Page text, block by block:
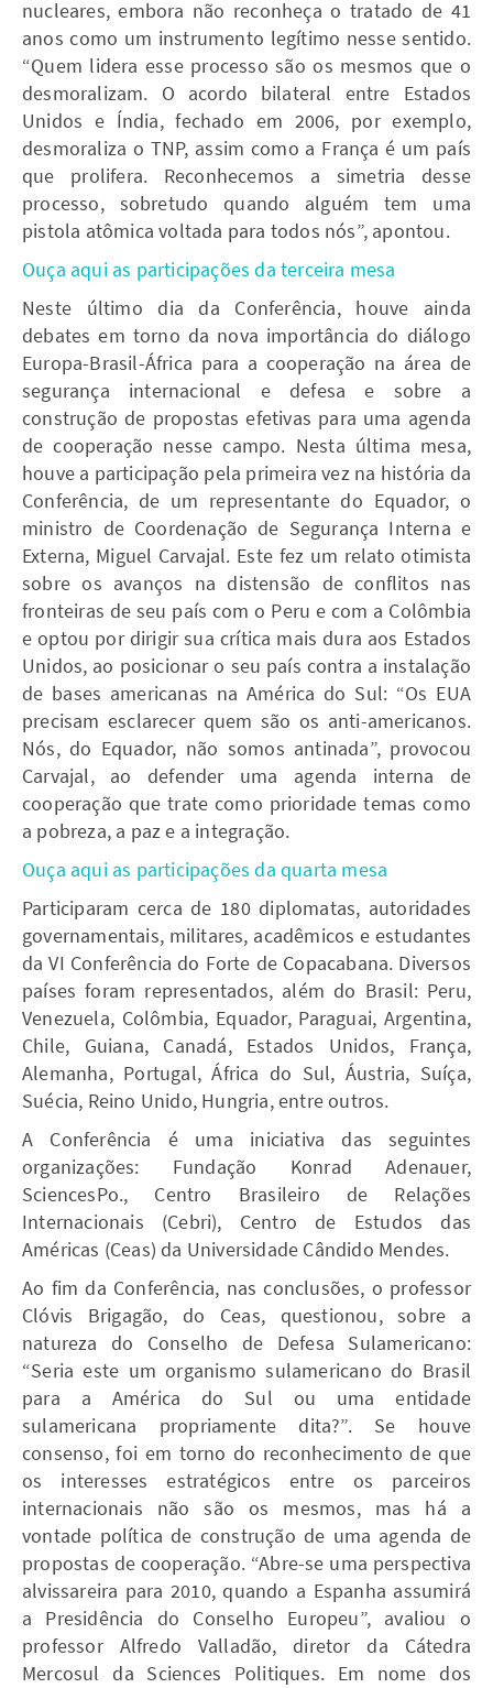
nucleares, embora não reconheça o tratado de 41
anos como um instrumento legítimo nesse sentido.
“Quem lidera esse processo são os mesmos que o
desmoralizam. O acordo bilateral entre Estados
Unidos e Índia, fechado em 2006, por exemplo,
desmoraliza o TNP, assim como a França é um país
que prolifera. Reconhecemos a simetria desse
processo, sobretudo quando alguém tem uma
pistola atômica voltada para todos nós”, apontou.
Ouça aqui as participações da terceira mesa
Neste último dia da Conferência, houve ainda
debates em torno da nova importância do diálogo
Europa-Brasil-África para a cooperação na área de
segurança internacional e defesa e sobre a
construção de propostas efetivas para uma agenda
de cooperação nesse campo. Nesta última mesa,
houve a participação pela primeira vez na história da
Conferência, de um representante do Equador, o
ministro de Coordenação de Segurança Interna e
Externa, Miguel Carvajal. Este fez um relato otimista
sobre os avanços na distensão de conflitos nas
fronteiras de seu país com o Peru e com a Colômbia
e optou por dirigir sua crítica mais dura aos Estados
Unidos, ao posicionar o seu país contra a instalação
de bases americanas na América do Sul: “Os EUA
precisam esclarecer quem são os anti-americanos.
Nós, do Equador, não somos antinada”, provocou
Carvajal, ao defender uma agenda interna de
cooperação que trate como prioridade temas como
a pobreza, a paz e a integração.
Ouça aqui as participações da quarta mesa
Participaram cerca de 180 diplomatas, autoridades
governamentais, militares, acadêmicos e estudantes
da VI Conferência do Forte de Copacabana. Diversos
países foram representados, além do Brasil: Peru,
Venezuela, Colômbia, Equador, Paraguai, Argentina,
Chile, Guiana, Canadá, Estados Unidos, França,
Alemanha, Portugal, África do Sul, Áustria, Suíça,
Suécia, Reino Unido, Hungria, entre outros.
A Conferência é uma iniciativa das seguintes
organizações: Fundação Konrad Adenauer,
SciencesPo., Centro Brasileiro de Relações
Internacionais (Cebri), Centro de Estudos das
Américas (Ceas) da Universidade Cândido Mendes.
Ao fim da Conferência, nas conclusões, o professor
Clóvis Brigagão, do Ceas, questionou, sobre a
natureza do Conselho de Defesa Sulamericano:
“Seria este um organismo sulamericano do Brasil
para a América do Sul ou uma entidade
sulamericana propriamente dita?”. Se houve
consenso, foi em torno do reconhecimento de que
os interesses estratégicos entre os parceiros
internacionais não são os mesmos, mas há a
vontade política de construção de uma agenda de
propostas de cooperação. “Abre-se uma perspectiva
alvissareira para 2010, quando a Espanha assumirá
a Presidência do Conselho Europeu”, avaliou o
professor Alfredo Valladão, diretor da Cátedra
Mercosul da Sciences Politiques. Em nome dos